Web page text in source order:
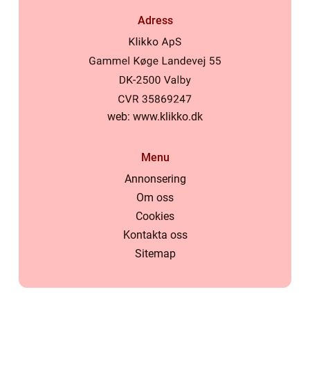
Adress
web: www.klikko.dk
Menu
Annonsering
Om oss
Cookies
Kontakta oss
Sitemap